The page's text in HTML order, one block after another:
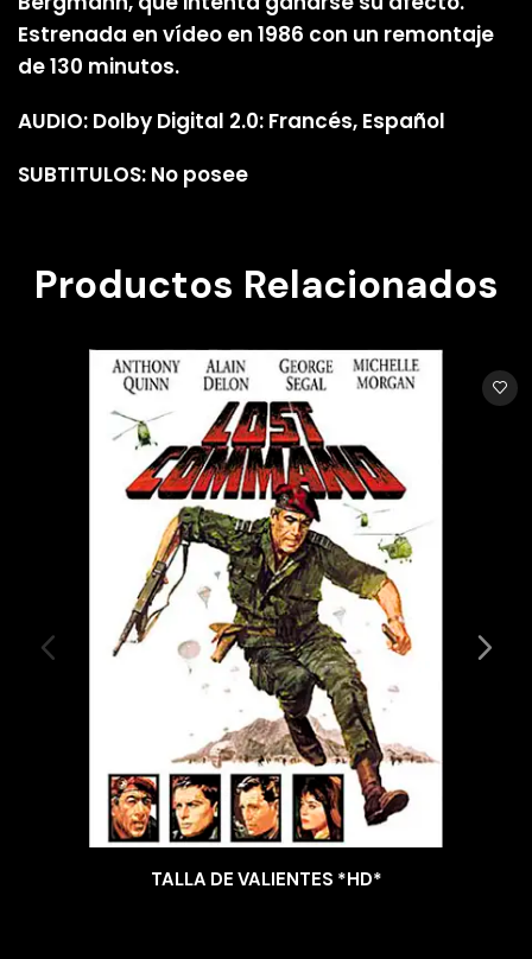
Estrenada en vídeo en 1986 con un remontaje
de 130 minutos.
AUDIO: Dolby Digital 2.0: Francés, Español
SUBTITULOS: No posee
Productos Relacionados
TALLA DE VALIENTES *HD*